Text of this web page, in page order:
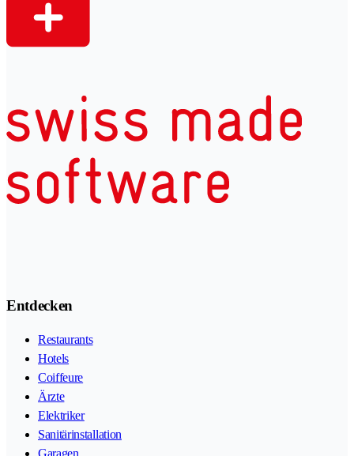
Entdecken
Restaurants
Hotels
Coiffeure
Ärzte
Elektriker
Sanitärinstallation
Garagen